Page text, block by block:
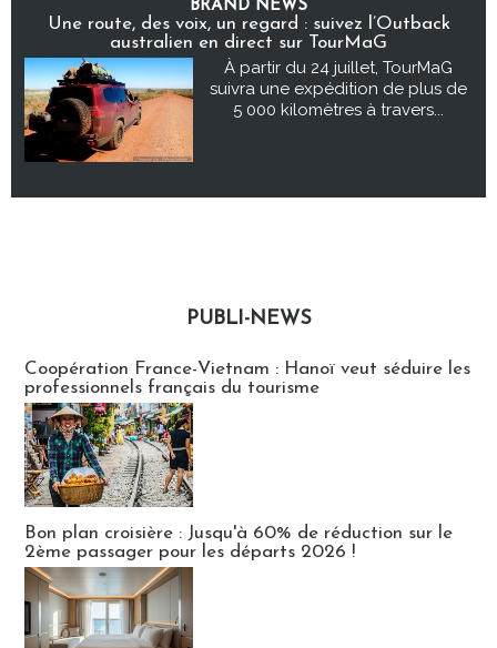
BRAND NEWS
Une route, des voix, un regard : suivez l’Outback
australien en direct sur TourMaG
À partir du 24 juillet, TourMaG
suivra une expédition de plus de
5 000 kilomètres à travers...
PUBLI-NEWS
Coopération France-Vietnam : Hanoï veut séduire les
professionnels français du tourisme
Bon plan croisière : Jusqu'à 60% de réduction sur le
2ème passager pour les départs 2026 !